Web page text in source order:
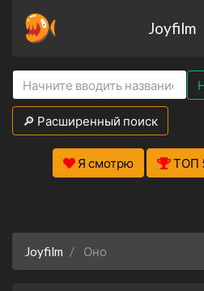
Joyfilm
🔎 Расширенный поиск
Я смотрю ТОП
Joyfilm Оно